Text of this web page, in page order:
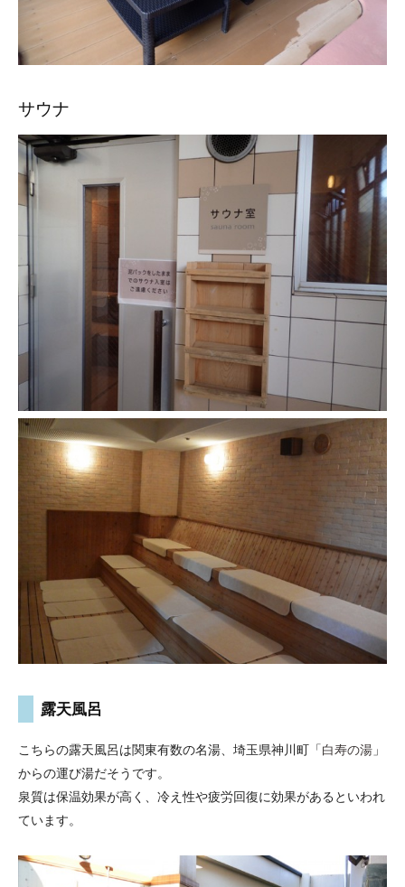
サウナ
露天風呂
こちらの露天風呂は関東有数の名湯、埼玉県神川町「白寿の湯 」
からの運び湯だそうです。
泉質は保温効果が高く、冷え性や疲労回復に効果があるといわれ
ています。